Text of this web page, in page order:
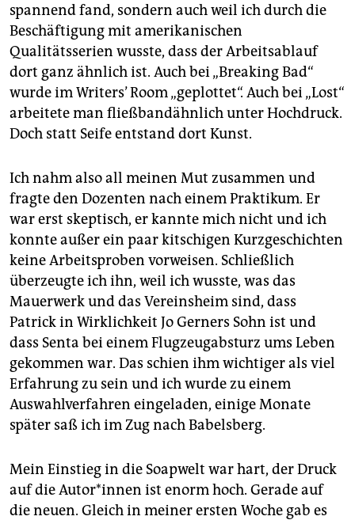
spannend fand, sondern auch weil ich durch die
Beschäftigung mit amerikanischen
Qualitätsserien wusste, dass der Arbeitsablauf
dort ganz ähnlich ist. Auch bei „Breaking Bad“
wurde im Writers’ Room „geplottet“. Auch bei „Lost“
arbeitete man fließbandähnlich unter Hochdruck.
Doch statt Seife entstand dort Kunst.
Ich nahm also all meinen Mut zusammen und
fragte den Dozenten nach einem Praktikum. Er
war erst skeptisch, er kannte mich nicht und ich
konnte außer ein paar kitschigen Kurzgeschichten
keine Arbeitsproben vorweisen. Schließlich
überzeugte ich ihn, weil ich wusste, was das
Mauerwerk und das Vereinsheim sind, dass
Patrick in Wirklichkeit Jo Gerners Sohn ist und
dass Senta bei einem Flugzeugabsturz ums Leben
gekommen war. Das schien ihm wichtiger als viel
Erfahrung zu sein und ich wurde zu einem
Auswahlverfahren eingeladen, einige Monate
später saß ich im Zug nach Babelsberg.
Mein Einstieg in die Soapwelt war hart, der Druck
auf die Au­to­r*in­nen ist enorm hoch. Gerade auf
die neuen. Gleich in meiner ersten Woche gab es